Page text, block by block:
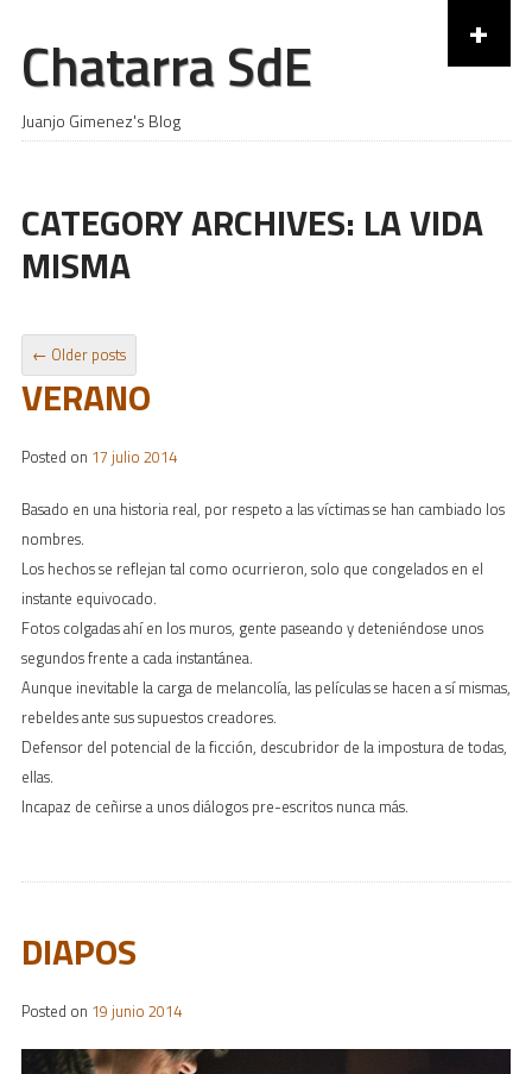
Chatarra SdE
Juanjo Gimenez's Blog
+
Skip to content
CATEGORY ARCHIVES: LA VIDA
MISMA
POST NAVIGATION
← Older posts
VERANO
Posted on 17 julio 2014
Basado en una historia real, por respeto a las víctimas se han cambiado los
nombres.
Los hechos se reflejan tal como ocurrieron, solo que congelados en el
instante equivocado.
Fotos colgadas ahí en los muros, gente paseando y deteniéndose unos
segundos frente a cada instantánea.
Aunque inevitable la carga de melancolía, las películas se hacen a sí mismas,
rebeldes ante sus supuestos creadores.
Defensor del potencial de la ficción, descubridor de la impostura de todas,
ellas.
Incapaz de ceñirse a unos diálogos pre-escritos nunca más.
DIAPOS
Posted on 19 junio 2014